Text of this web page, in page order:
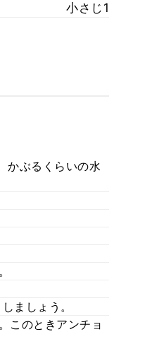
小さじ1
かぶるくらいの水
ましょう。
このときアンチョ